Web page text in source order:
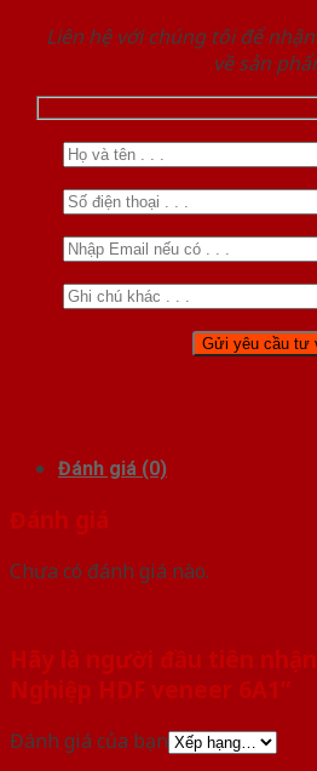
Liên hệ với chúng tôi để
về sản
Đánh giá (0)
Đánh giá
Chưa có đánh giá nào.
Hãy là người đầu tiên
Nghiệp HDF veneer 6A1”
Đánh giá của bạn